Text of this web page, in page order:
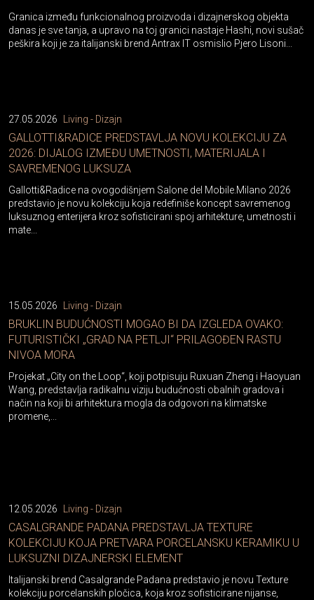
Granica između funkcionalnog proizvoda i dizajnerskog objekta
danas je sve tanja, a upravo na toj granici nastaje Hashi, novi sušač
peškira koji je za italijanski brend Antrax IT osmislio Pjero Lisoni...
27.05.2026 Living - Dizajn
GALLOTTI&RADICE PREDSTAVLJA NOVU KOLEKCIJU ZA
2026: DIJALOG IZMEĐU UMETNOSTI, MATERIJALA I
SAVREMENOG LUKSUZA
Gallotti&Radice na ovogodišnjem Salone del Mobile.Milano 2026
predstavio je novu kolekciju koja redefiniše koncept savremenog
luksuznog enterijera kroz sofisticirani spoj arhitekture, umetnosti i
mate...
15.05.2026 Living - Dizajn
BRUKLIN BUDUĆNOSTI MOGAO BI DA IZGLEDA OVAKO:
FUTURISTIČKI „GRAD NA PETLJI“ PRILAGOĐEN RASTU
NIVOA MORA
Projekat „City on the Loop“, koji potpisuju Ruxuan Zheng i Haoyuan
Wang, predstavlja radikalnu viziju budućnosti obalnih gradova i
način na koji bi arhitektura mogla da odgovori na klimatske
promene,...
12.05.2026 Living - Dizajn
CASALGRANDE PADANA PREDSTAVLJA TEXTURE
KOLEKCIJU KOJA PRETVARA PORCELANSKU KERAMIKU U
LUKSUZNI DIZAJNERSKI ELEMENT
Italijanski brend Casalgrande Padana predstavio je novu Texture
kolekciju porcelanskih pločica, koja kroz sofisticirane nijanse,